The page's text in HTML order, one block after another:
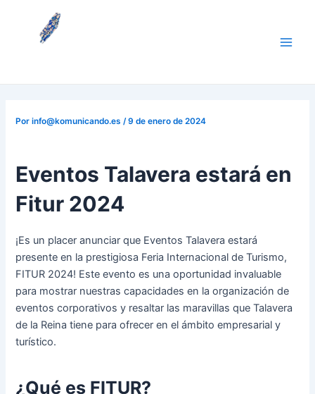
contenido
Porinfo@komunicando.es/9 de enero de 2024
Eventos Talavera estará en
Fitur 2024
¡Es un placer anunciar que Eventos Talavera estará
presente en la prestigiosa Feria Internacional de Turismo,
FITUR 2024! Este evento es una oportunidad invaluable
para mostrar nuestras capacidades en la organización de
eventos corporativos y resaltar las maravillas que Talavera
de la Reina tiene para ofrecer en el ámbito empresarial y
turístico.
¿Qué es FITUR?
entradas